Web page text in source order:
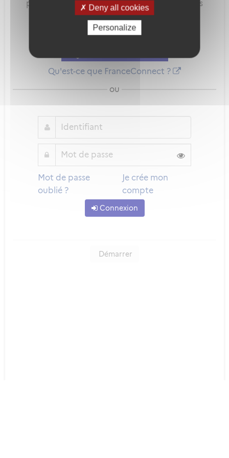
Deny all cookies
Personalize
pour sécuriser et simplifier la connexion à vos
services en ligne.
Qu'est-ce que FranceConnect ?
ou
Mot de passe
oublié ?
Je crée mon
compte
Connexion
Démarrer